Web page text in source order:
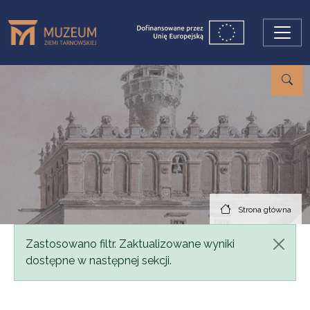
Strona główna
Komunikat
Zastosowano filtr. Zaktualizowane wyniki
dostępne w następnej sekcji.